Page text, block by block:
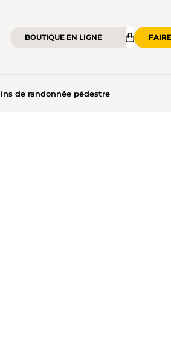
BOUTIQUE EN LIGNE
de randonnée pédestre
PÉDESTRE